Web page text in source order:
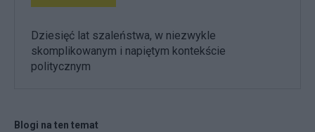
Dziesięć lat szaleństwa, w niezwykle
skomplikowanym i napiętym kontekście
politycznym
Blogi na ten temat